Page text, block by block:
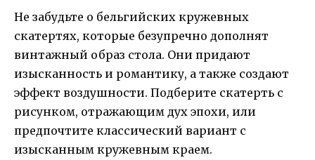
Не забудьте о бельгийских кружевных
скатертях, которые безупречно дополнят
винтажный образ стола. Они придают
изысканность и романтику, а также создают
эффект воздушности. Подберите скатерть с
рисунком, отражающим дух эпохи, или
предпочтите классический вариант с
изысканным кружевным краем.